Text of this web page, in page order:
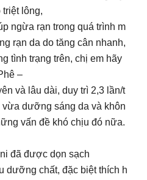
lông,
ngừa rạn trong quá trình m
rạn da do tăng cân nhanh,
tình trạng trên, chị em hãy
–
và lâu dài, duy trì 2,3 lần/t
vừa dưỡng sáng da và khôn
vấn đề khó chịu đó nữa.
đã được dọn sạch
dưỡng chất, đặc biệt thích h